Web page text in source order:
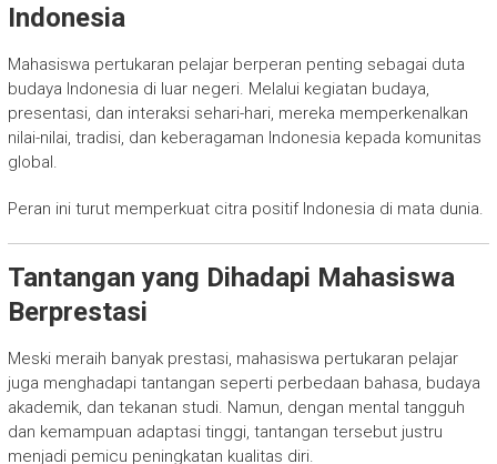
Indonesia
Mahasiswa pertukaran pelajar berperan penting sebagai duta
budaya Indonesia di luar negeri. Melalui kegiatan budaya,
presentasi, dan interaksi sehari-hari, mereka memperkenalkan
nilai-nilai, tradisi, dan keberagaman Indonesia kepada komunitas
global.
Peran ini turut memperkuat citra positif Indonesia di mata dunia.
Tantangan yang Dihadapi Mahasiswa
Berprestasi
Meski meraih banyak prestasi, mahasiswa pertukaran pelajar
juga menghadapi tantangan seperti perbedaan bahasa, budaya
akademik, dan tekanan studi. Namun, dengan mental tangguh
dan kemampuan adaptasi tinggi, tantangan tersebut justru
menjadi pemicu peningkatan kualitas diri.